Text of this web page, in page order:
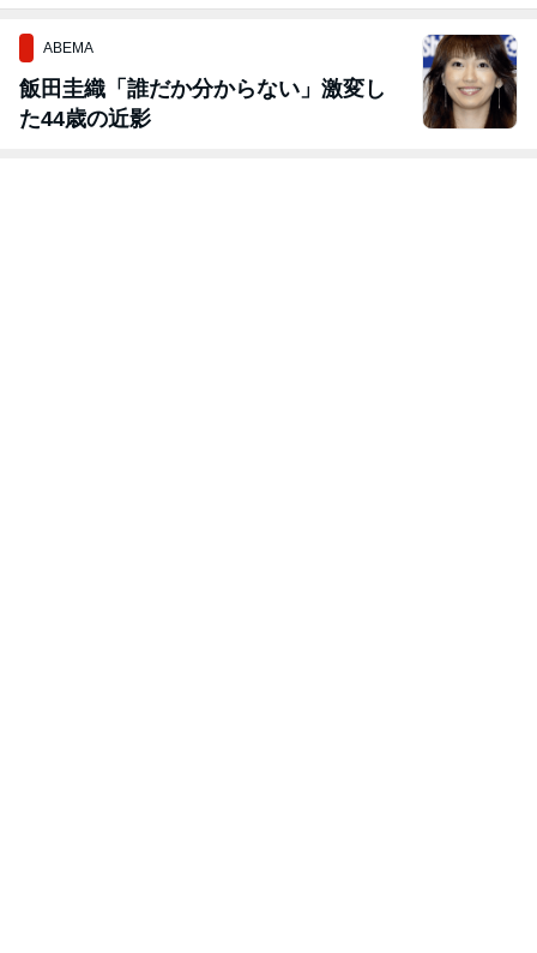
ABEMA
飯田圭織「誰だか分からない」激変し
た44歳の近影